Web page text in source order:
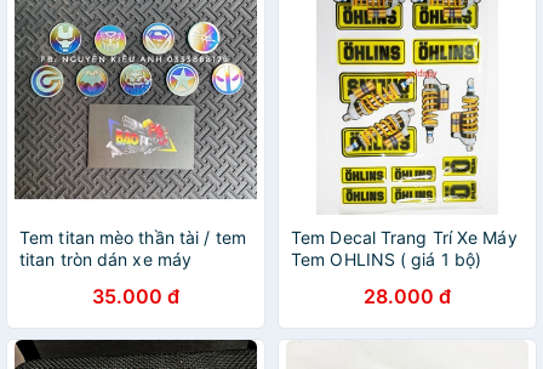
Tem titan mèo thần tài / tem
titan tròn dán xe máy
35.000 đ
Tem Decal Trang Trí Xe Máy
Tem OHLINS ( giá 1 bộ)
28.000 đ